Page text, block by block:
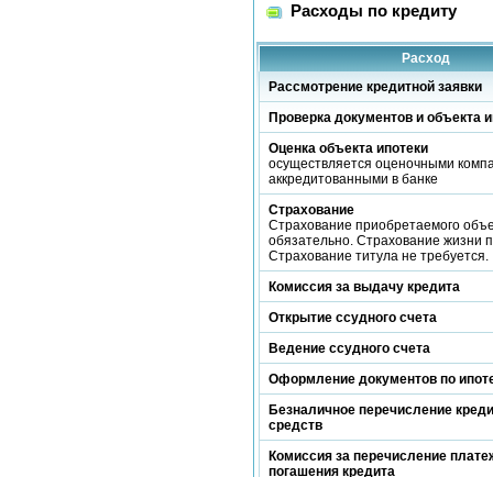
Расходы по кредиту
Расход
Рассмотрение кредитной заявки
Проверка документов и объекта
Оценка объекта ипотеки
осуществляется оценочными
аккредитованными в банке
Страхование
Страхование приобретаемого
обязательно. Страхование жизни
Страхование титула не требуется.
Комиссия за выдачу кредита
Открытие ссудного счета
Ведение ссудного счета
Оформление документов по
Безналичное перечисление
средств
Комиссия за перечисление
погашения кредита